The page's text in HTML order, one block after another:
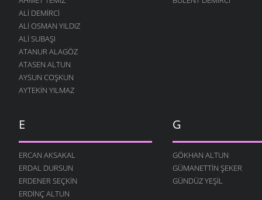
2009
BIZ YERDEKINI AĞACA
ATIYORUZ.::.::.::.
ORHAN YAĞLI
2009
ALI DEMIRCI
ALI OSMAN YILDIZ
ALI SUBAŞI
ATANUR ALAGÖZ
ATASEN ALTUN
AYSUN COŞKUN
AYTEKIN YILMAZ
E
ERCAN AKSAKAL
ERDAL DURSUN
ERDENER SEÇKIN
ERDINÇ ALTUN
G
GÖKHAN ALTUN
GÜMANETTIN ŞEKER
GÜNDÜZ YEŞIL